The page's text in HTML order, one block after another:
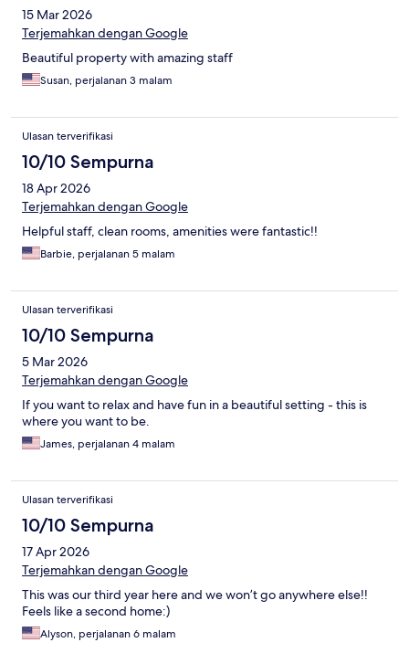
15 Mar 2026
Terjemahkan dengan Google
Beautiful property with amazing staff
Susan, perjalanan 3 malam
Ulasan terverifikasi
10/10 Sempurna
18 Apr 2026
Terjemahkan dengan Google
Helpful staff, clean rooms, amenities were fantastic!!
Barbie, perjalanan 5 malam
Ulasan terverifikasi
10/10 Sempurna
5 Mar 2026
Terjemahkan dengan Google
If you want to relax and have fun in a beautiful setting - this is
where you want to be.
James, perjalanan 4 malam
Ulasan terverifikasi
10/10 Sempurna
17 Apr 2026
Terjemahkan dengan Google
This was our third year here and we won’t go anywhere else!!
Feels like a second home:)
Alyson, perjalanan 6 malam